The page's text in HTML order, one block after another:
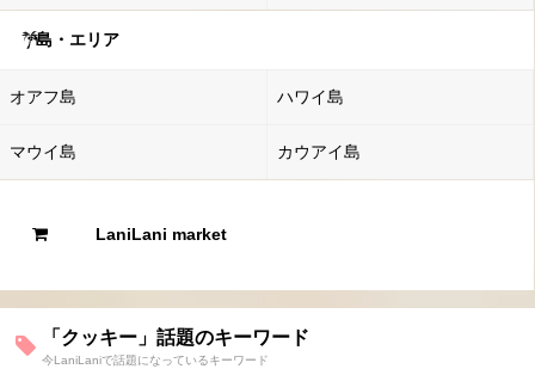
島・エリア
オアフ島 ハワイ島
マウイ島 カウアイ島
LaniLani market
「クッキー」話題のキーワード
今LaniLaniで話題になっているキーワード